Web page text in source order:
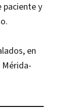
paciente y
en